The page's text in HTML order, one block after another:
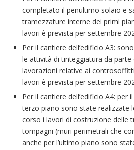
completato il penultimo solaio e
tramezzature interne dei primi
lavori è prevista per settembre
Per il cantiere dell’edificio A3:
le attività di tinteggiatura da parte
lavorazioni relative ai
lavori è prevista per settembre
Per il cantiere dell’edificio A4: per
terzo piano sono state realizzate
corso i lavori di costruzione delle
tompagni (muri perimetrali che
anche per l’ultimo piano sono